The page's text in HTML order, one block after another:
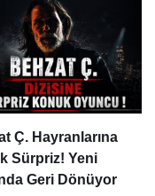
Ç. Hayranlarına
Sürpriz! Yeni
Geri Dönüyor